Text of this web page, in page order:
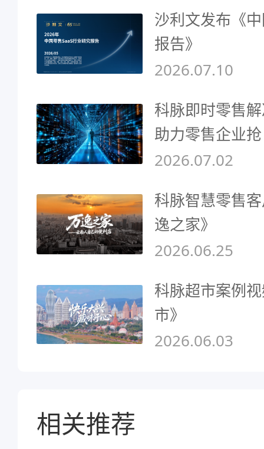
沙利文发布《
报告》
2026.07.10
科脉即时零售
助力零售企业
2026.07.02
科脉智慧零售
逸之家》
2026.06.25
科脉超市案例
市》
2026.06.03
相关推荐